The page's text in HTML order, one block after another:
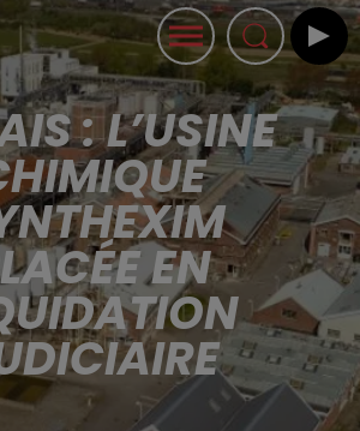
: L’USINE
EN